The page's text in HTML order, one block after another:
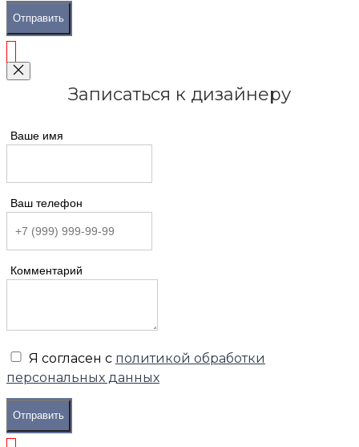
Отправить
Записаться к дизайнеру
Ваше имя
Ваш телефон
Комментарий
Я согласен с политикой обработки
персональных данных
Отправить